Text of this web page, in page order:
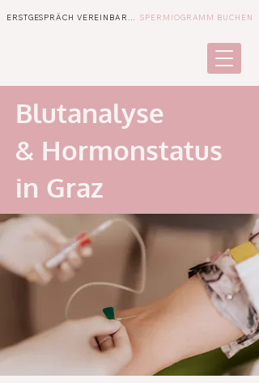
SPERMIOGRAMM BUCHEN
Blutanalyse
& Hormonstatus
in Graz